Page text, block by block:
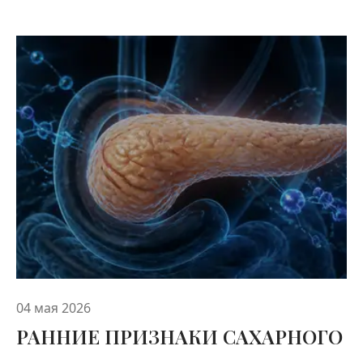
04 мая 2026
РАННИЕ ПРИЗНАКИ САХАРНОГО